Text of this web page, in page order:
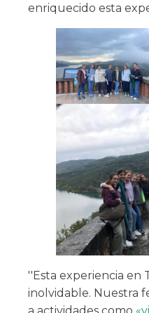
enriquecido esta
''Esta experiencia en
inolvidable. Nuestra
a actividades como